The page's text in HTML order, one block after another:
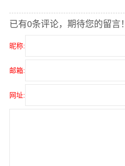
已有0条评论，期待您的留言！
昵称:
邮箱:
网址: